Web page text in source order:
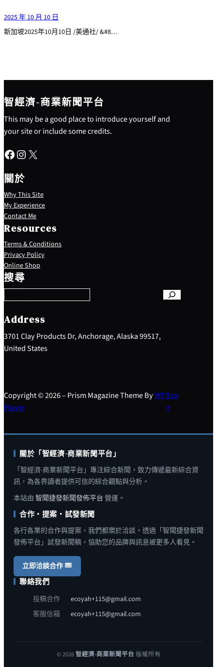
2025 年 10 月 10 日
新加坡2025年10月10日 /美通社/ &#8…
智經濟-商業新聞平台
This may be a good place to introduce yourself and
your site or include some credits.
Facebook Instagram X
關於
Why This Site
My Experience
Contact Me
Resources
Terms & Conditions
Privacy Policy
Online Shop
搜尋
S
e
a
c
h
Address
3701 Clay Products Dr, Anchorage, Alaska 99517,
United States
Copyright © 2026 – Prism Magazine Theme ByWP
Plover
Top
↑
關於「智經濟-商業新聞平台」
「智經濟-商業新聞平台」專注綜合新聞，致力傳遞最新綜合資
訊，為各界讀者提供可信的綜合觀點與分析。
本站由 智聞捷發新聞發佈平台 營運。
合作・提案・試發新聞
各行各業的合作與提案，我們都樂於洽談。透過「智聞捷發新聞
發佈平台」試發新聞稿，協助您的品牌與訊息被更多人看見。
立即洽談合作
聯絡我們
投稿合作
ecoyah+115@gmail.com
客服信箱
ecoyah+115@gmail.com
© 2026智經濟-商業新聞平台 版權所有